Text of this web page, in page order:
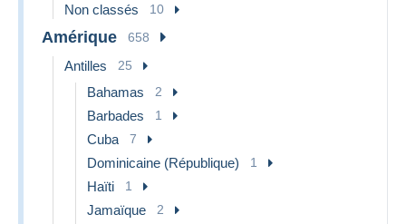
Non classés 10
Amérique 658
Antilles 25
Bahamas 2
Barbades 1
Cuba 7
Dominicaine (République) 1
Haïti 1
Jamaïque 2